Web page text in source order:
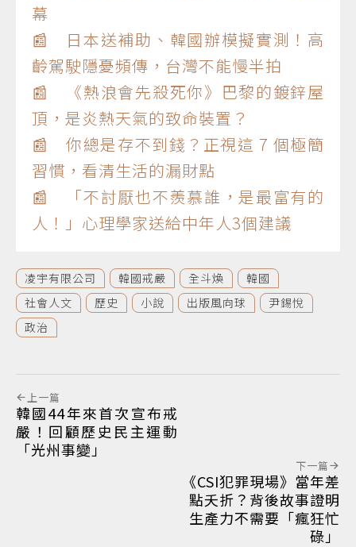
幕
📰 日本送補助、韓國辦模擬實測！高
齡駕駛隱憂頻傳，台灣不能慢半拍
📰 《熱浪會先殺死你》巴黎的鍍鋅屋
頂，是炎熱天氣的致命裝置？
📰 你總是存不到錢？正視這 7 個極簡
習慣，看清生活的漏財點
📰 「不討厭也不羨慕誰，是最富有的
人！」心理學家送給中年人3個建議
凌宇有限公司 韓國戒嚴 全斗煥
韓國
社會人文
歷史 小說 出版風向球
尹錫悅
政治
上一篇
韓國44年來首次宣布戒
嚴！回顧歷史民主運動
「光州事變」
下一篇
《CSI犯罪現場》當年差
點夭折？背後故事證明
生產力不需要「瘋狂忙
碌」